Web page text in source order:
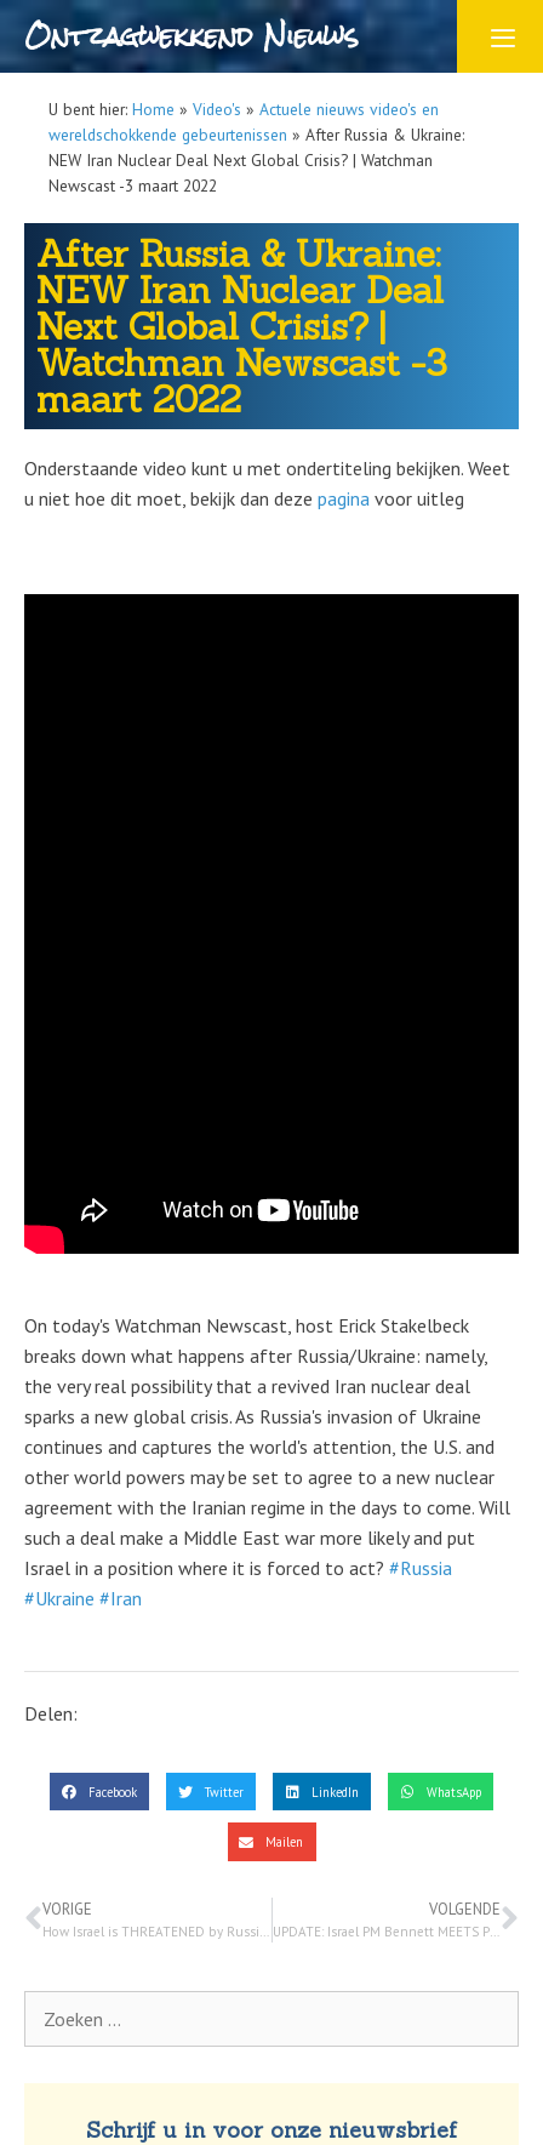
Ontzagwekkend Nieuws
U bent hier: Home » Video's » Actuele nieuws video's en
wereldschokkende gebeurtenissen » After Russia & Ukraine:
NEW Iran Nuclear Deal Next Global Crisis? | Watchman
Newscast -3 maart 2022
After Russia & Ukraine:
NEW Iran Nuclear Deal
Next Global Crisis? |
Watchman Newscast -3
maart 2022
Onderstaande video kunt u met ondertiteling bekijken. Weet
u niet hoe dit moet, bekijk dan deze pagina voor uitleg
On today's Watchman Newscast, host Erick Stakelbeck
breaks down what happens after Russia/Ukraine: namely,
the very real possibility that a revived Iran nuclear deal
sparks a new global crisis. As Russia's invasion of Ukraine
continues and captures the world's attention, the U.S. and
other world powers may be set to agree to a new nuclear
agreement with the Iranian regime in the days to come. Will
such a deal make a Middle East war more likely and put
Israel in a position where it is forced to act? #Russia
#Ukraine #Iran
Delen:
Facebook Twitter LinkedIn WhatsApp
Mailen
VORIGE VOLGENDE
UPDATE: Israel PM Bennett MEETS Putin in Moscow; Russia & Ukraine Mediator? | Watchman Newscast – 6 maart 2022
Schrijf u in voor onze nieuwsbrief